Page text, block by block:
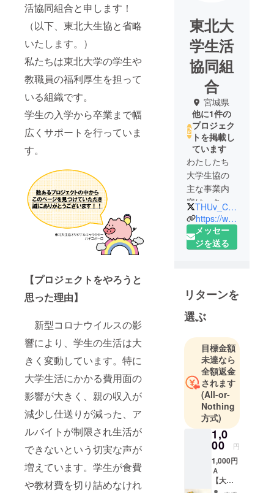
活協同組合と申します！
（以下、東北大生協と省略
いたします。）
私たちは東北大学の学生や
教職員の福利厚生を担って
いる組織です。
学生の入学から卒業まで幅
広くサポートを行っていま
す。
【プロジェクトをやろうと
思った理由】
新型コロナウイルスの影
響により、学生の生活は大
きく変動しています。特に
大学生活にかかる費用面の
影響が大きく、親の収入が
減少し仕送りが減った、ア
ルバイトが制限され生活が
できないという切実な声が
増えています。学生が食費
や教材費を切り詰めなけれ
東北大
学生活
協同組
合
宮城県
他に1件の
プロジェク
トを掲載し
ています
わたしたち
大学生協の
主な事業内
容は、キャ
ンパス内の
食堂や購買
書籍店の運
販売、サー
ビス分野(自
動車免許を
はじめとし
た各種資格
試験の申し
込み受付、
旅行業の取
扱)住まいの
紹介や学生
総合共済な
どです。
大学生協
は、学生・
院生・教職
THUv_COOP_KOHO
https://www.tohoku.u-coop.or.jp/
メッセー
ジを送る
リターンを
選ぶ
目標金額
未達なら
全額返金
されます
(All-or-
Nothing
方式)
1,0
00 円
1,000円
Ａ
【大学
生協限